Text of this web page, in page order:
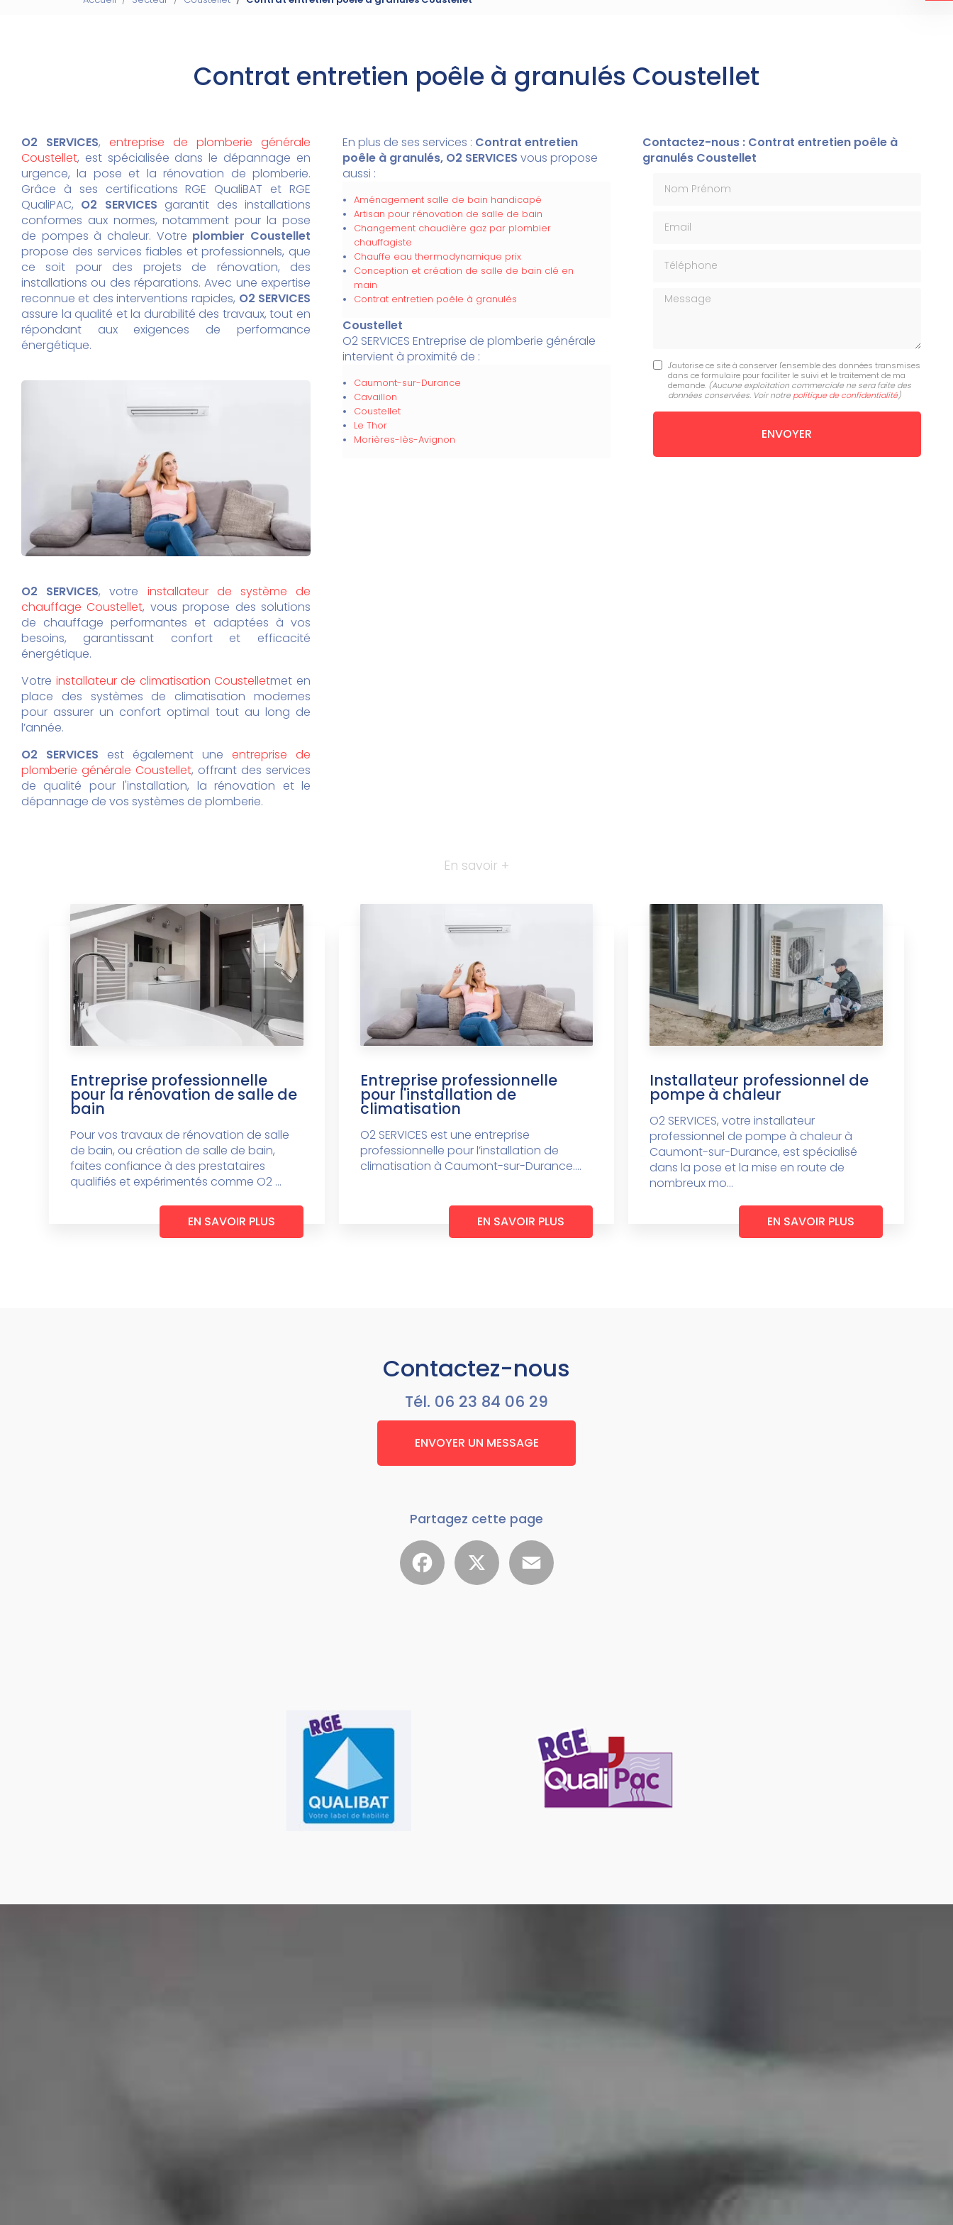
Contrat entretien poêle à granulés Coustellet
O2 SERVICES, entreprise de plomberie générale
Coustellet, est spécialisée dans le dépannage en
urgence, la pose et la rénovation de plomberie.
Grâce à ses certifications RGE QualiBAT et RGE
QualiPAC, O2 SERVICES garantit des installations
conformes aux normes, notamment pour la pose
de pompes à chaleur. Votre plombier Coustellet
propose des services fiables et professionnels, que
ce soit pour des projets de rénovation, des
installations ou des réparations. Avec une expertise
reconnue et des interventions rapides, O2 SERVICES
assure la qualité et la durabilité des travaux, tout en
répondant aux exigences de performance
énergétique.
O2 SERVICES, votre installateur de système de
chauffage Coustellet, vous propose des solutions
de chauffage performantes et adaptées à vos
besoins, garantissant confort et efficacité
énergétique.
Votre installateur de climatisation Coustelletmet en
place des systèmes de climatisation modernes
pour assurer un confort optimal tout au long de
l’année.
O2 SERVICES est également une entreprise de
plomberie générale Coustellet, offrant des services
de qualité pour l'installation, la rénovation et le
dépannage de vos systèmes de plomberie.
En plus de ses services : Contrat entretien
poêle à granulés, O2 SERVICES vous propose
aussi :
Aménagement salle de bain handicapé
Artisan pour rénovation de salle de bain
Changement chaudière gaz par plombier
chauffagiste
Chauffe eau thermodynamique prix
Conception et création de salle de bain clé en
main
Contrat entretien poêle à granulés
Coustellet
O2 SERVICES Entreprise de plomberie générale
intervient à proximité de :
Caumont-sur-Durance
Cavaillon
Coustellet
Le Thor
Morières-lès-Avignon
Contactez-nous : Contrat entretien poêle à
granulés Coustellet
Message
J'autorise ce site à conserver l'ensemble des données transmises
dans ce formulaire pour faciliter le suivi et le traitement de ma
demande. (Aucune exploitation commerciale ne sera faite des
données conservées. Voir notre politique de confidentialité)
En savoir +
Entreprise professionnelle
pour la rénovation de salle de
bain
Pour vos travaux de rénovation de salle
de bain, ou création de salle de bain,
faites confiance à des prestataires
qualifiés et expérimentés comme O2 ...
EN SAVOIR PLUS
Entreprise professionnelle
pour l'installation de
climatisation
O2 SERVICES est une entreprise
professionnelle pour l’installation de
climatisation à Caumont-sur-Durance....
EN SAVOIR PLUS
Installateur professionnel de
pompe à chaleur
O2 SERVICES, votre installateur
professionnel de pompe à chaleur à
Caumont-sur-Durance, est spécialisé
dans la pose et la mise en route de
nombreux mo...
EN SAVOIR PLUS
Contactez-nous
Tél. 06 23 84 06 29
ENVOYER UN MESSAGE
Partagez cette page
Facebook